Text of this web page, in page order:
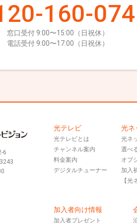
160-074
窓口受付 9:00〜15:00（日祝休）
電話受付 9:00〜17:00（日祝休）
6
光テレビ
光テレビとは
チャンネル案内
料金案内
デジタルチューナー
光ネ
光ネ
選べ
オプ
加入
【光
加入者向け情報
加入者プレゼント